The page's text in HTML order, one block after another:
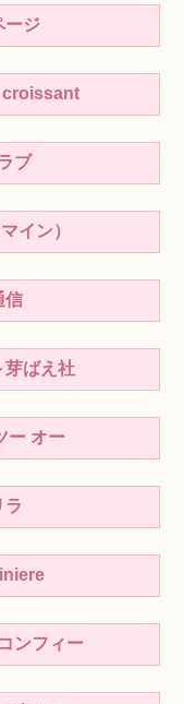
ジ
ブ
イン）
信
ばえ社
ー オー
ンフィー